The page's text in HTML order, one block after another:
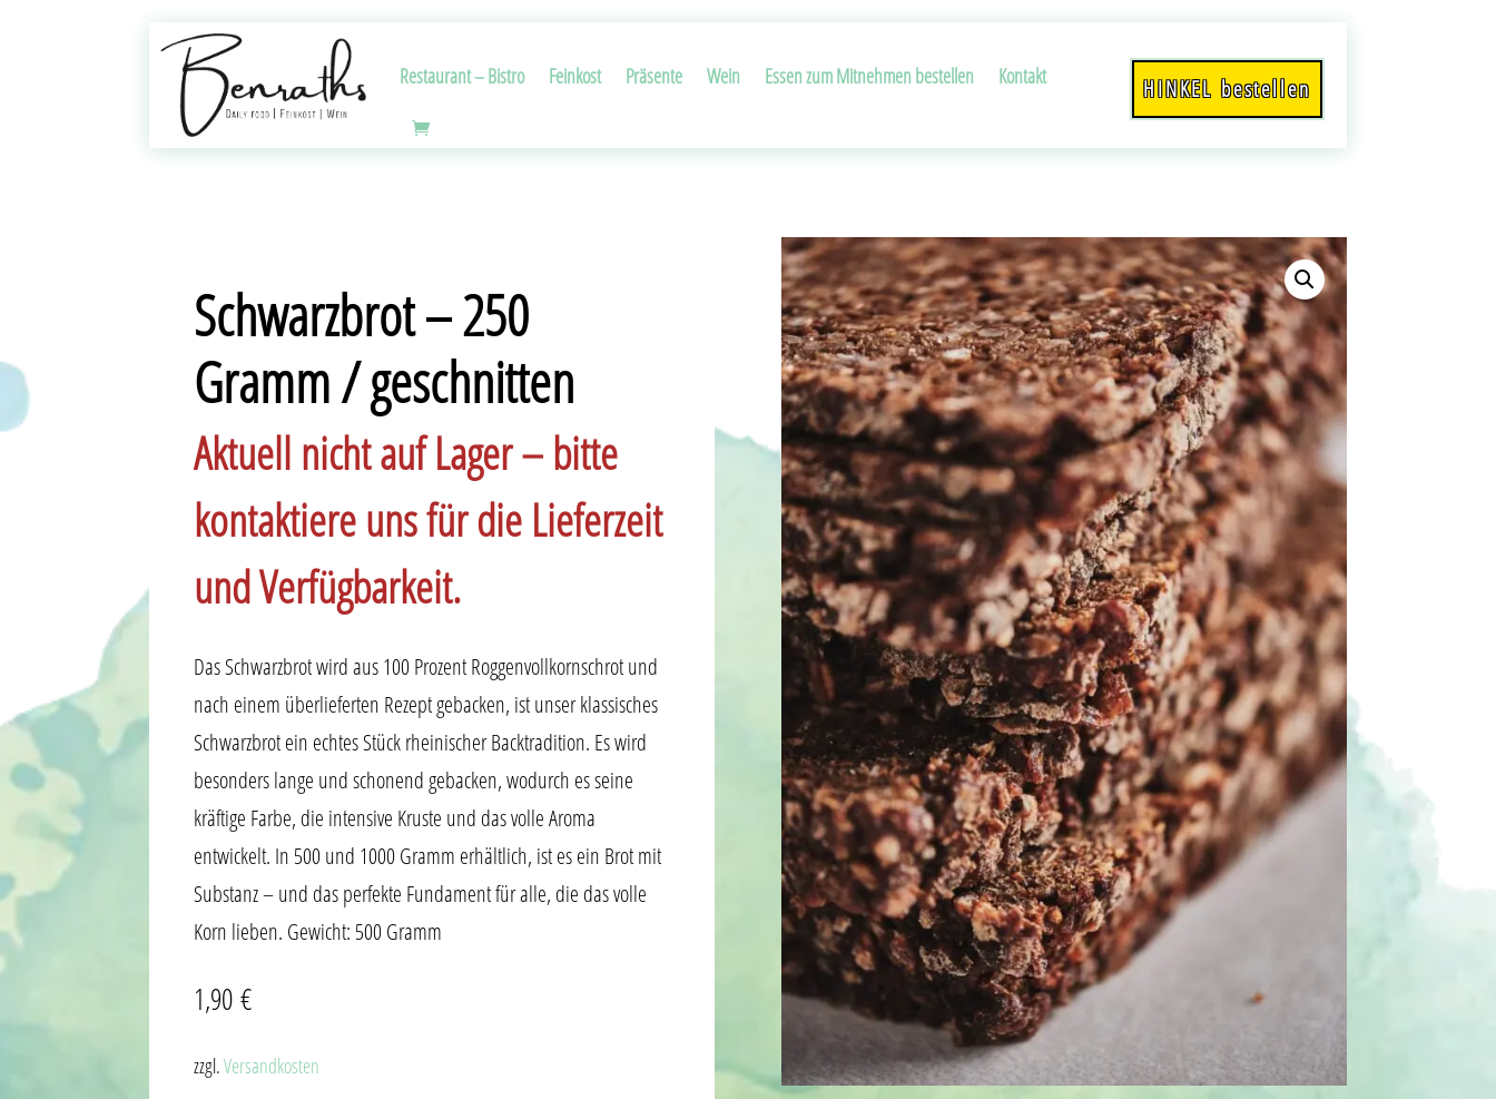
Restaurant – Bistro Feinkost Präsente Wein Essen zum Mitnehmen bestellen Kontakt HINKEL bestellen
Schwarzbrot – 250
Gramm / geschnitten
Aktuell nicht auf Lager – bitte
kontaktiere uns für die Lieferzeit
und Verfügbarkeit.
Das Schwarzbrot wird aus 100 Prozent Roggenvollkornschrot und
nach einem überlieferten Rezept gebacken, ist unser klassisches
Schwarzbrot ein echtes Stück rheinischer Backtradition. Es wird
besonders lange und schonend gebacken, wodurch es seine
kräftige Farbe, die intensive Kruste und das volle Aroma
entwickelt. In 500 und 1000 Gramm erhältlich, ist es ein Brot mit
Substanz – und das perfekte Fundament für alle, die das volle
Korn lieben. Gewicht: 500 Gramm
1,90€
zzgl.Versandkosten